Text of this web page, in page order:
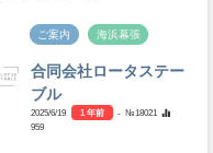
ご案内 海浜幕張
合同会社ロータステー
ブル
2025/6/19 1 年前
- №18021
959